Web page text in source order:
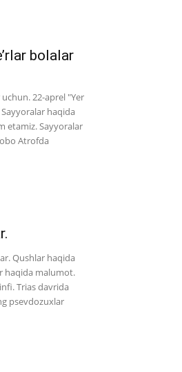
bolalar
22-aprel "Yer
haqida
etamiz. Sayyoralar
Atrofda
Qushlar haqida
haqida malumot.
Trias davrida
psevdozuxlar